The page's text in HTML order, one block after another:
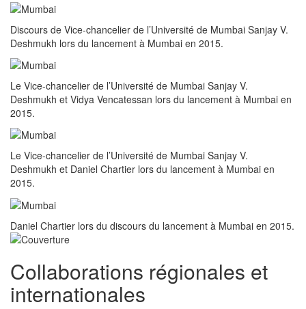
Discours de Vice-chancelier de l’Université de Mumbai Sanjay V.
Deshmukh lors du lancement à Mumbai en 2015.
Le Vice-chancelier de l’Université de Mumbai Sanjay V.
Deshmukh et Vidya Vencatessan lors du lancement à Mumbai en
2015.
Le Vice-chancelier de l’Université de Mumbai Sanjay V.
Deshmukh et Daniel Chartier lors du lancement à Mumbai en
2015.
Daniel Chartier lors du discours du lancement à Mumbai en 2015.
Collaborations régionales et
internationales